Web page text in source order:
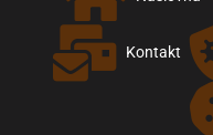
Kontakt